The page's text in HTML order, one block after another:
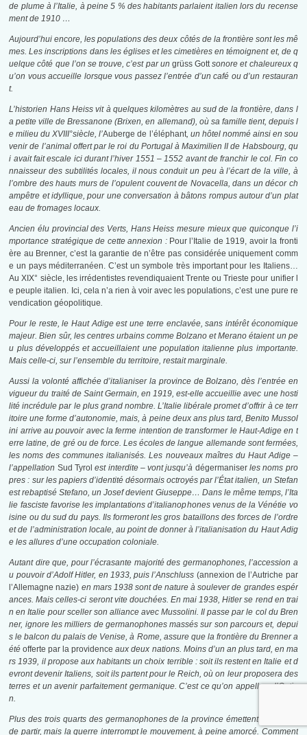
de plume à l’Italie, à peine 5 % des habitants parlaient italien lors du recense
ment de 1910 …
Aujourd’hui encore, les populations des deux côtés de la frontière sont les mê
mes. Les inscriptions dans les églises et les cimetières en témoignent et, de q
uelque côté que l’on se trouve, c’est par un grüss Gottsonore et chaleureux q
u’on vous accueille lorsque vous passez l’entrée d’un café ou d’un restauran
t.
L’historien Hans Heiss vit à quelques kilomètres au sud de la frontière, dans l
a petite ville de Bressanone (Brixen, en allemand), où sa famille tient, depuis l
e milieu du XVIII°siècle, l’Auberge de l’éléphant, un hôtel nommé ainsi en sou
venir de l’animal offert par le roi du Portugal à Maximilien II de Habsbourg, qu
i avait fait escale ici durant l’hiver 1551 – 1552 avant de franchir le col. Fin co
nnaisseur des subtilités locales, il nous conduit un peu à l’écart de la ville, à
l’ombre des hauts murs de l’opulent couvent de Novacella, dans un décor ch
ampêtre et idyllique, pour une conversation à bâtons rompus autour d’un plat
eau de fromages locaux.
Ancien élu provincial des Verts, Hans Heiss mesure mieux que quiconque l’i
mportance stratégique de cette annexion : Pour l’Italie de 1919, avoir la fronti
ère au Brenner, c’est la garantie de n’être pas considérée uniquement comm
e un pays méditerranéen. C’est un symbole très important pour les Italiens…
Au XIX° siècle, les irrédentistes revendiquaient Trente ou Trieste pour unifier l
e peuple italien. Ici, cela n’a rien à voir avec les populations, c’est une pure re
vendication géopolitique.
Pour le reste, le Haut Adige est une terre enclavée, sans intérêt économique
majeur. Bien sûr, les centres urbains comme Bolzano et Merano étaient un pe
u plus développés et accueillaient une population italienne plus importante.
Mais celle-ci, sur l’ensemble du territoire, restait marginale.
Aussi la volonté affichée d’italianiser la province de Bolzano, dès l’entrée en
vigueur du traité de Saint Germain, en 1919, est-elle accueillie avec une hosti
lité incrédule par le plus grand nombre. L’Italie libérale promet d’offrir à ce terr
itoire une forme d’autonomie, mais, à peine deux ans plus tard, Benito Mussol
ini arrive au pouvoir avec la ferme intention de transformer le Haut-Adige en t
erre latine, de gré ou de force. Les écoles de langue allemande sont fermées,
les noms des communes italianisés. Les nouveaux maîtres du Haut Adige –
l’appellation Sud Tyrol est interdite – vont jusqu’à dégermaniserles noms pro
pres : sur les papiers d’identité désormais octroyés par l’État italien, un Stefan
est rebaptisé Stefano, un Josef devient Giuseppe… Dans le même temps, l’Ita
lie fasciste favorise les implantations d’italianophones venus de la Vénétie vo
isine ou du sud du pays. Ils formeront les gros bataillons des forces de l’ordre
et de l’administration locale, au point de donner à l’italianisation du Haut Adig
e les allures d’une occupation coloniale.
Autant dire que, pour l’écrasante majorité des germanophones, l’accession a
u pouvoir d’Adolf Hitler, en 1933, puis l’Anschluss (annexion de l’Autriche par
l’Allemagne nazie) en mars 1938 sont de nature à soulever de grandes espér
ances. Mais celles-ci seront vite douchées. En mai 1938, Hitler se rend en trai
n en Italie pour sceller son alliance avec Mussolini. Il passe par le col du Bren
ner, ignore les milliers de germanophones massés sur son parcours et, depui
s le balcon du palais de Venise, à Rome, assure que la frontière du Brenner a
étéofferte par la providence aux deux nations. Moins d’un an plus tard, en ma
rs 1939, il propose aux habitants un choix terrible : soit ils restent en Italie et d
evront devenir Italiens, soit ils partent pour le Reich, où on leur proposera des
terres et un avenir parfaitement germanique. C’est ce qu’on appellera l’Optio
n.
Plus des trois quarts des germanophones de la province émettent le souhait
de partir, mais la guerre interrompt le mouvement, à peine amorcé. Comment